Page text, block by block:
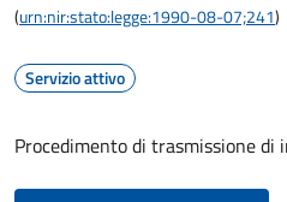
(urn:nir:stato:legge:1990-08-07;241)
Servizio attivo
Procedimento di trasmissione di